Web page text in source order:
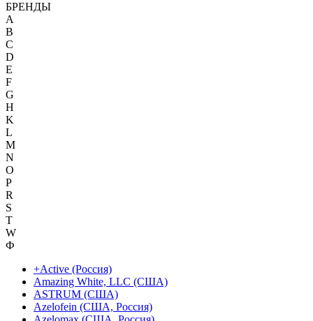
БРЕНДЫ
A
B
C
D
E
F
G
H
K
L
M
N
O
P
R
S
T
W
Ф
+Active (Россия)
Amazing White, LLC (США)
ASTRUM (США)
Azelofein (США, Россия)